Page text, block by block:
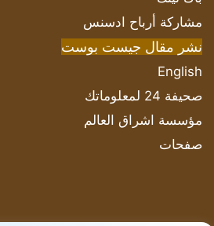
مشاركة أرباح ادسنس
نشر مقال جيست بوست
English
صحيفة 24 لمعلوماتك
مؤسسة اشراق العالم
صفحات